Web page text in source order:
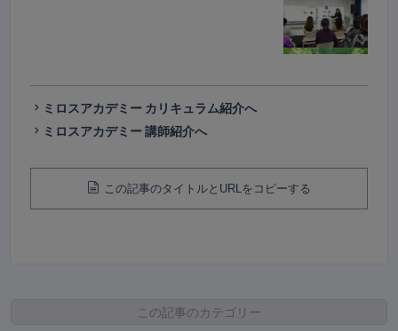
ミロスアカデミー カリキュラム紹介へ
ミロスアカデミー 講師紹介へ
この記事のタイトルとURLをコピーする
この記事のカテゴリー